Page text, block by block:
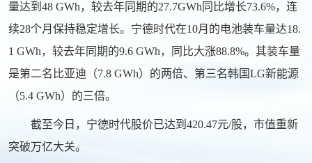
量达到48 GWh，较去年同期的27.7GWh同比增长73.6%，连
续28个月保持稳定增长。宁德时代在10月的电池装车量达18.
1 GWh，较去年同期的9.6 GWh，同比大涨88.8%。其装车量
是第二名比亚迪（7.8 GWh）的两倍、第三名韩国LG新能源
（5.4 GWh）的三倍。
截至今日，宁德时代股价已达到420.47元/股，市值重新
突破万亿大关。